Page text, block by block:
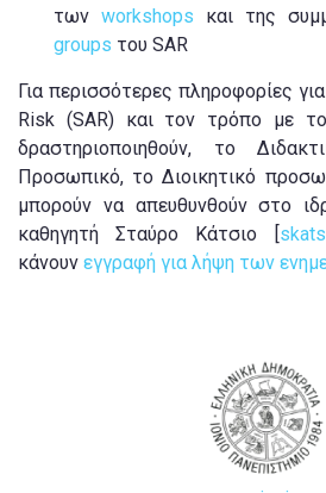
των workshops και της
groups του SAR
Για περισσότερες πληροφορίες
Risk (SAR) και τον τρόπο με
δραστηριοποιηθούν, το
Προσωπικό, το Διοικητικό
μπορούν να απευθυνθούν στο
καθηγητή Σταύρο Κάτσιο [
κάνουν εγγραφή για λήψη των